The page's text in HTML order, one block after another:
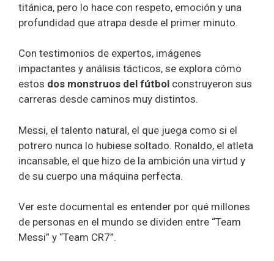
titánica, pero lo hace con respeto, emoción y una
profundidad que atrapa desde el primer minuto.
Con testimonios de expertos, imágenes
impactantes y análisis tácticos, se explora cómo
estos dos monstruos del fútbol construyeron sus
carreras desde caminos muy distintos.
Messi, el talento natural, el que juega como si el
potrero nunca lo hubiese soltado. Ronaldo, el atleta
incansable, el que hizo de la ambición una virtud y
de su cuerpo una máquina perfecta.
Ver este documental es entender por qué millones
de personas en el mundo se dividen entre “Team
Messi” y “Team CR7”.